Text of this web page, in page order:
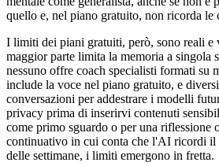
quello e, nel piano gratuito, non ricorda le
I limiti dei piani gratuiti, però, sono reali e
maggior parte limita la memoria a singola
nessuno offre coach specialisti formati su
include la voce nel piano gratuito, e
conversazioni per addestrare i modelli
privacy prima di inserirvi contenuti
come primo sguardo o per una riflessione
continuativo in cui conta che l'AI ricordi il
delle settimane, i limiti emergono in fretta.